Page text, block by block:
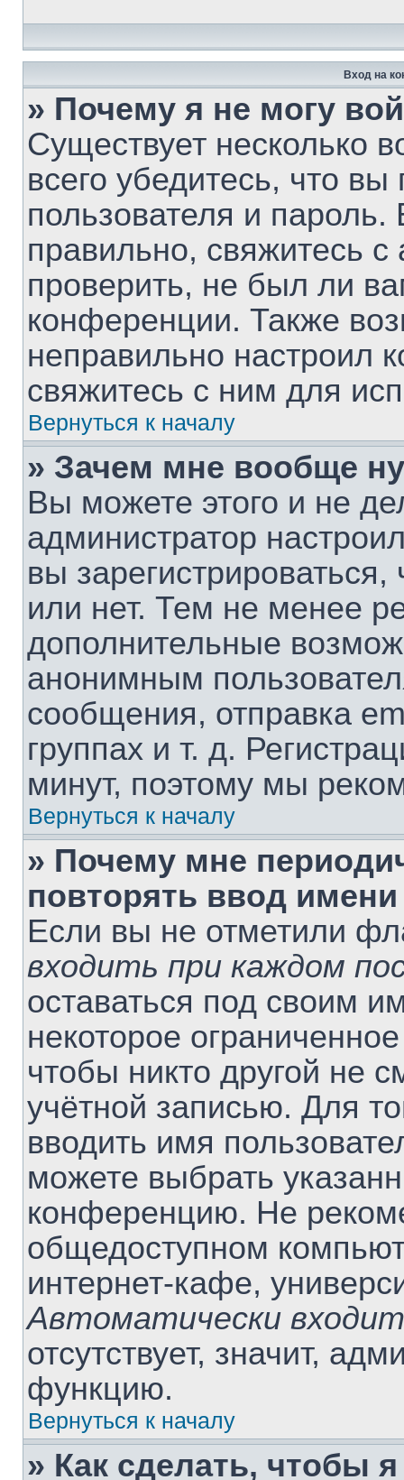
Вход на
» Почему я не могу
Существует несколько
всего убедитесь, что
пользователя и
правильно, свяжитесь
проверить, не был ли
конференции. Также
неправильно настроил
свяжитесь с ним для
Вернуться к началу
» Зачем мне вообще
Вы можете этого и не
администратор
вы
или нет. Тем не менее
дополнительные
анонимным
сообщения, отправка
группах и т. д.
минут, поэтому мы
Вернуться к началу
» Почему мне
повторять ввод
Если вы не отметили
входить при каждом
оставаться под своим
некоторое
чтобы никто другой не
учётной записью. Для
вводить имя
можете выбрать
конференцию. Не
общедоступном
интернет-кафе,
Автоматически
отсутствует, значит,
функцию.
Вернуться к началу
» Как сделать, чтобы